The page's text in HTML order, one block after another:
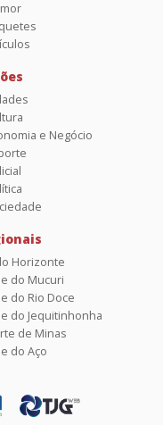
e Negócio
Horizonte
do Mucuri
do Rio Doce
do Jequitinhonha
de Minas
do Aço